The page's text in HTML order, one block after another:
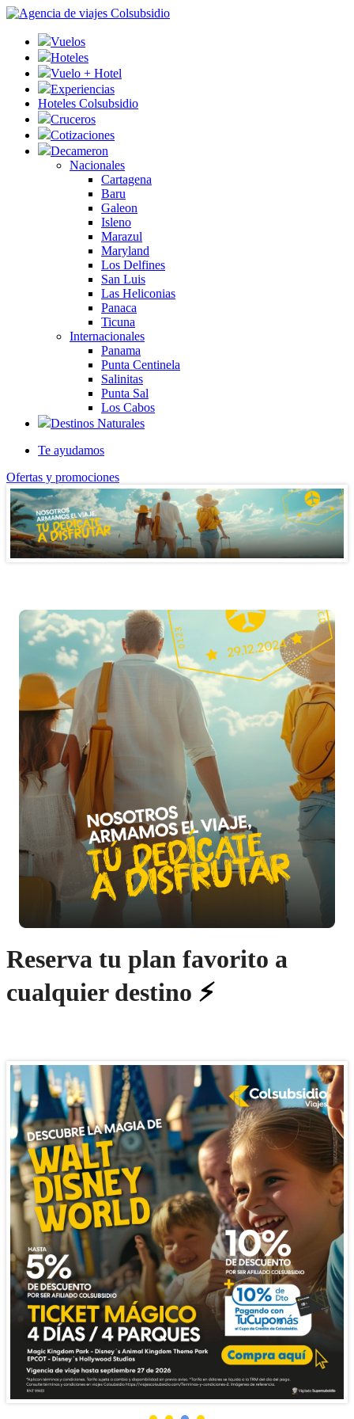
Vuelos
Hoteles
Vuelo + Hotel
Experiencias
Hoteles Colsubsidio
Cruceros
Cotizaciones
Decameron
Nacionales
Cartagena
Baru
Galeon
Isleno
Marazul
Maryland
Los Delfines
San Luis
Las Heliconias
Panaca
Ticuna
Internacionales
Panama
Punta Centinela
Salinitas
Punta Sal
Los Cabos
Destinos Naturales
Te ayudamos
Ofertas y promociones
Reserva tu plan favorito a
cualquier destino ⚡